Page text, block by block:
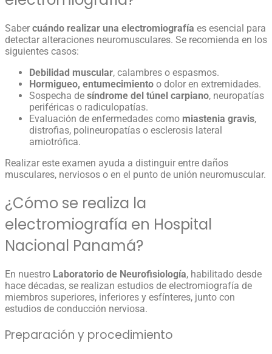
Saber cuándo realizar una electromiografía es esencial para
detectar alteraciones neuromusculares. Se recomienda en los
siguientes casos:
Debilidad muscular, calambres o espasmos.
Hormigueo, entumecimiento o dolor en extremidades.
Sospecha de síndrome del túnel carpiano, neuropatías
periféricas o radiculopatías.
Evaluación de enfermedades como miastenia gravis,
distrofias, polineuropatías o esclerosis lateral
amiotrófica.
Realizar este examen ayuda a distinguir entre daños
musculares, nerviosos o en el punto de unión neuromuscular.
¿Cómo se realiza la
electromiografía en Hospital
Nacional Panamá?
En nuestro Laboratorio de Neurofisiología, habilitado desde
hace décadas, se realizan estudios de electromiografía de
miembros superiores, inferiores y esfínteres, junto con
estudios de conducción nerviosa.
Preparación y procedimiento